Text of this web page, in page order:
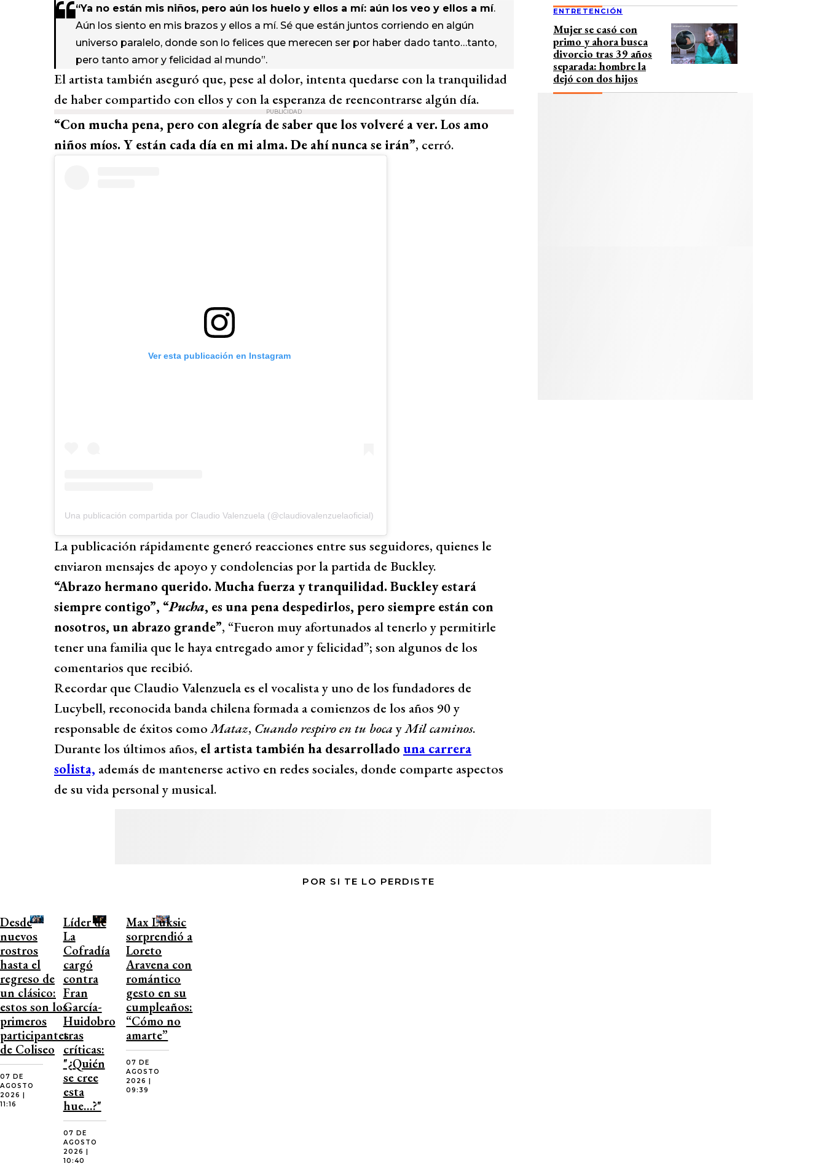
“Ya no están mis niños, pero aún los huelo y ellos a mí: aún los veo y ellos a mí.
Aún los siento en mis brazos y ellos a mí. Sé que están juntos corriendo en algún
universo paralelo, donde son lo felices que merecen ser por haber dado tanto…tanto,
pero tanto amor y felicidad al mundo”.
El artista también aseguró que, pese al dolor, intenta quedarse con la tranquilidad
de haber compartido con ellos y con la esperanza de reencontrarse algún día.
PUBLICIDAD
“Con mucha pena, pero con alegría de saber que los volveré a ver. Los amo
niños míos. Y están cada día en mi alma. De ahí nunca se irán”, cerró.
Ver esta publicación en Instagram
Una publicación compartida por Claudio Valenzuela (@claudiovalenzuelaoficial)
La publicación rápidamente generó reacciones entre sus seguidores, quienes le
enviaron mensajes de apoyo y condolencias por la partida de Buckley.
“Abrazo hermano querido. Mucha fuerza y tranquilidad. Buckley estará
siempre contigo”, “Pucha, es una pena despedirlos, pero siempre están con
nosotros, un abrazo grande”, “Fueron muy afortunados al tenerlo y permitirle
tener una familia que le haya entregado amor y felicidad”; son algunos de los
comentarios que recibió.
Recordar que Claudio Valenzuela es el vocalista y uno de los fundadores de
Lucybell, reconocida banda chilena formada a comienzos de los años 90 y
responsable de éxitos comoMataz, Cuando respiro en tu boca yMil caminos.
Durante los últimos años, el artista también ha desarrollado una carrera
solista, además de mantenerse activo en redes sociales, donde comparte aspectos
de su vida personal y musical.
ENTRETENCIÓN
Mujer se casó con
primo y ahora busca
divorcio tras 39 años
separada: hombre la
dejó con dos hijos
POR SI TE LO PERDISTE
Desde
nuevos
rostros
hasta el
regreso de
un clásico:
estos son los
primeros
participantes
de Coliseo
07 DE
AGOSTO
2026 |
11:16
Líder de
La
Cofradía
cargó
contra
Fran
García-
Huidobro
tras
críticas:
"¿Quién
se cree
esta
hue…?"
07 DE
AGOSTO
2026 |
10:40
Max Luksic
sorprendió a
Loreto
Aravena con
romántico
gesto en su
cumpleaños:
“Cómo no
amarte”
07 DE
AGOSTO
2026 |
09:39